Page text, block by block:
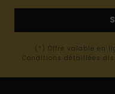
(*) Offre valable en
Conditions détaillées